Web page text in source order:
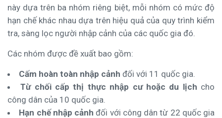
này dựa trên ba nhóm riêng biệt, mỗi nhóm có mức độ
hạn chế khác nhau dựa trên hiệu quả của quy trình kiểm
tra, sàng lọc người nhập cảnh của các quốc gia đó.
Các nhóm được đề xuất bao gồm:
Cấm hoàn toàn nhập cảnh đối với 11 quốc gia.
Từ chối cấp thị thực nhập cư hoặc du lịch cho
công dân của 10 quốc gia.
Hạn chế nhập cảnh đối với công dân từ 22 quốc gia